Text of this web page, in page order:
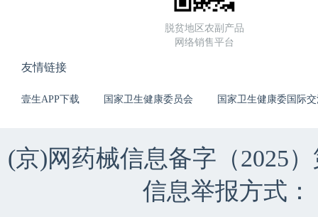
脱贫地区农副产品
网络销售平台
友情链接
壹生APP下载 国家卫生健康委员会 国家卫生健康委国际
(京)网药械信息备字（2025
信息举报方式：